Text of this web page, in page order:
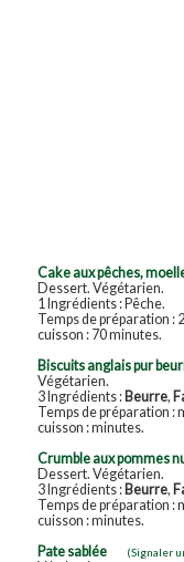
Cake aux pêches,
Dessert. Végétarien.
1 Ingrédients : Pêche.
Temps de préparation :
cuisson : 70 minutes.
Biscuits anglais pur
Végétarien.
3 Ingrédients : Beurre,
Temps de préparation :
cuisson : minutes.
Crumble aux pommes
Dessert. Végétarien.
3 Ingrédients : Beurre,
Temps de préparation :
cuisson : minutes.
Pate sablée
(Signaler